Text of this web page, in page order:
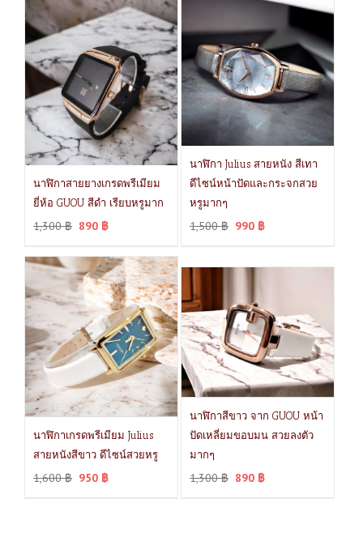
นาฬิกาสายยางเกรดพรีเมียม
ยี่ห้อ GUOU สีดำ เรียบหรูมาก
1,300฿ 890 ฿
นาฬิกา Julius สายหนัง สีเทา
ดีไซน์หน้าปัดและกระจกสวย
หรูมากๆ
1,500฿ 990 ฿
นาฬิกาเกรดพรีเมียม Julius
สายหนังสีขาว ดีไซน์สวยหรู
1,600฿ 950 ฿
นาฬิกาสีขาว จาก GUOU หน้า
ปัดเหลี่ยมขอบมน สวยลงตัว
มากๆ
1,300฿ 890 ฿